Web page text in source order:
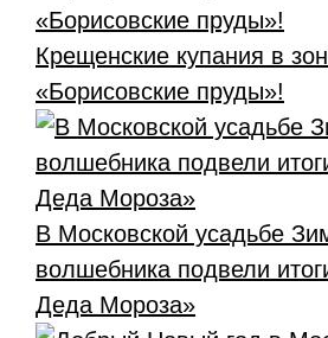
Крещенские купания в
«Борисовские пруды»!
В Московской усадьбе
волшебника подвели
Деда Мороза»